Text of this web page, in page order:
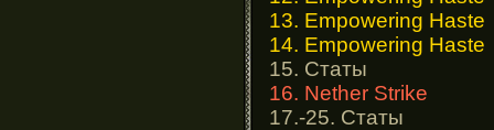
13. Empowering Haste
14. Empowering Haste
15. Статы
16. Nether Strike
17.-25. Статы